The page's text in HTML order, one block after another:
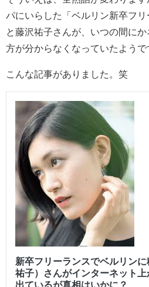
パにいらした「ベルリン新卒フ
と藤沢祐子さんが、いつの間に
方が分からなくなっていたようで
こんな記事がありました。笑